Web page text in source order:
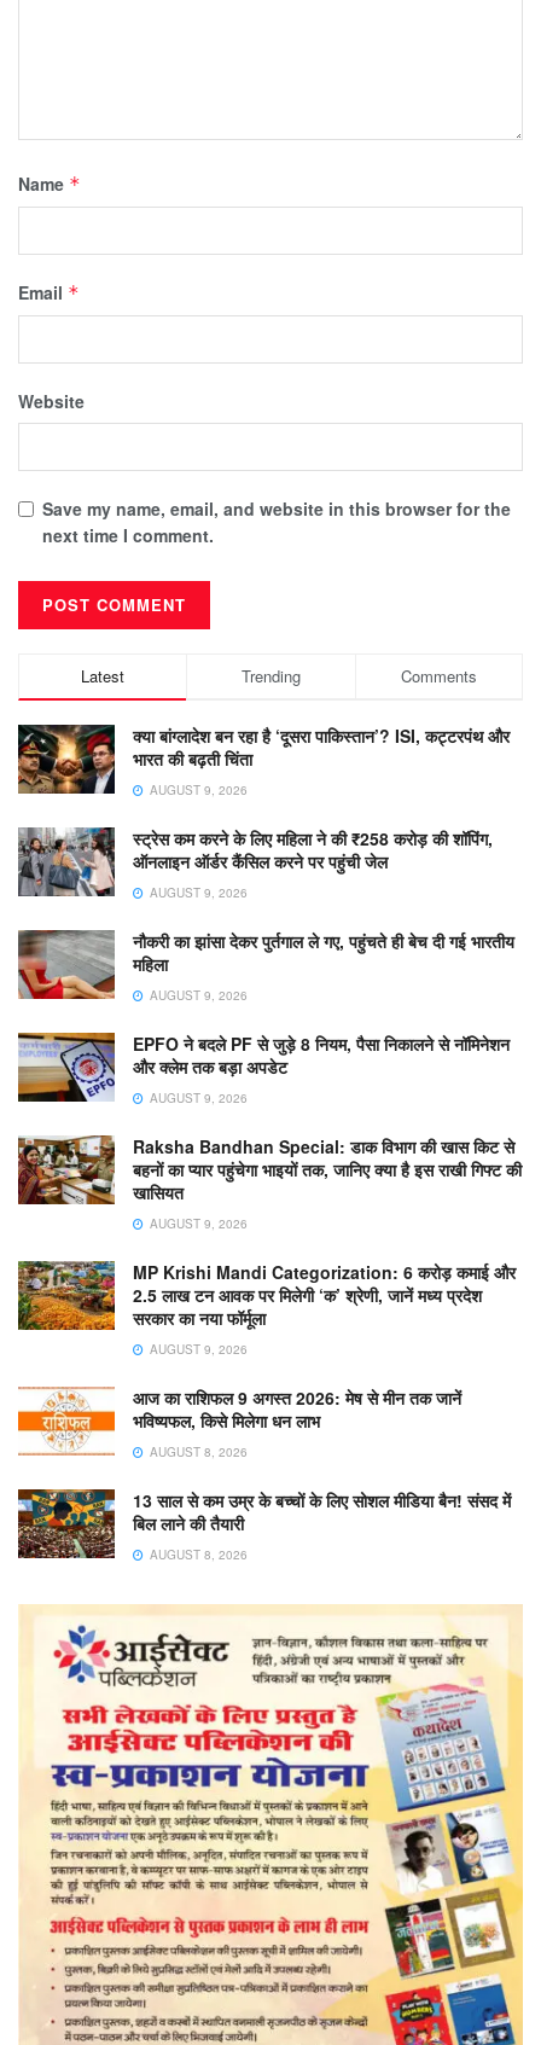
Name *
Email *
Website
Save my name, email, and website in this browser for the
next time I comment.
Latest Trending Comments
क्या बांग्लादेश बन रहा है ‘दूसरा पाकिस्तान’? ISI, कट्टरपंथ और
भारत की बढ़ती चिंता
AUGUST 9, 2026
स्ट्रेस कम करने के लिए महिला ने की ₹258 करोड़ की शॉपिंग,
ऑनलाइन ऑर्डर कैंसिल करने पर पहुंची जेल
AUGUST 9, 2026
नौकरी का झांसा देकर पुर्तगाल ले गए, पहुंचते ही बेच दी गई भारतीय
महिला
AUGUST 9, 2026
EPFO ने बदले PF से जुड़े 8 नियम, पैसा निकालने से नॉमिनेशन
और क्लेम तक बड़ा अपडेट
AUGUST 9, 2026
Raksha Bandhan Special: डाक विभाग की खास किट से
बहनों का प्यार पहुंचेगा भाइयों तक, जानिए क्या है इस राखी गिफ्ट की
खासियत
AUGUST 9, 2026
MP Krishi Mandi Categorization: 6 करोड़ कमाई और
2.5 लाख टन आवक पर मिलेगी ‘क’ श्रेणी, जानें मध्य प्रदेश
सरकार का नया फॉर्मूला
AUGUST 9, 2026
आज का राशिफल 9 अगस्त 2026: मेष से मीन तक जानें
भविष्यफल, किसे मिलेगा धन लाभ
AUGUST 8, 2026
13 साल से कम उम्र के बच्चों के लिए सोशल मीडिया बैन! संसद में
बिल लाने की तैयारी
AUGUST 8, 2026